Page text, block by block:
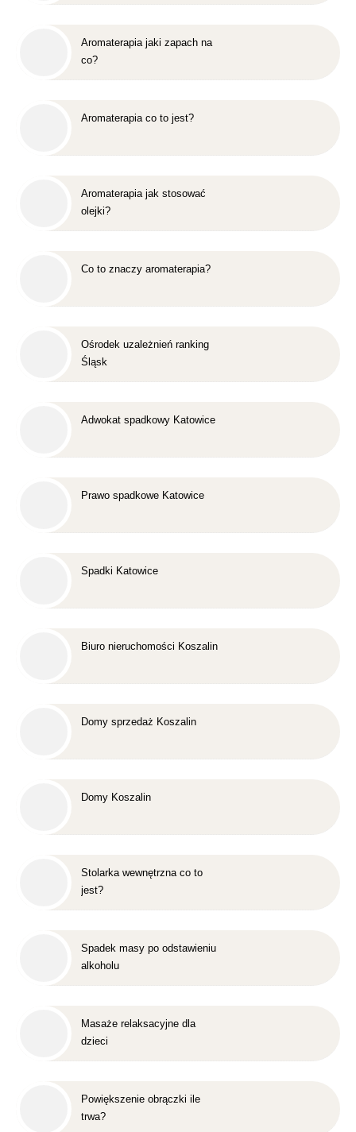
Aromaterapia jaki zapach na
co?
Aromaterapia co to jest?
Aromaterapia jak stosować
olejki?
Co to znaczy aromaterapia?
Ośrodek uzależnień ranking
Śląsk
Adwokat spadkowy Katowice
Prawo spadkowe Katowice
Spadki Katowice
Biuro nieruchomości Koszalin
Domy sprzedaż Koszalin
Domy Koszalin
Stolarka wewnętrzna co to
jest?
Spadek masy po odstawieniu
alkoholu
Masaże relaksacyjne dla
dzieci
Powiększenie obrączki ile
trwa?